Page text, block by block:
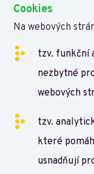
Cookies
Na webových
tzv. funkční
nezbytné
webových
tzv.
které
usnadňují